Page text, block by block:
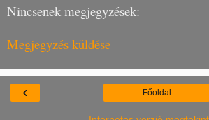
Nincsenek megjegyzések:
Megjegyzés küldése
‹ Főoldal